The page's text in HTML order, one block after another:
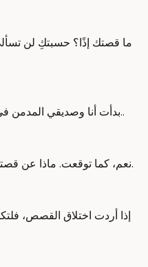
ما قصتك إذًا؟ حسبتكِ لن
بدأت أنا وصديقي المدمن في صف الكيمياء، الذي اعتدت تدريسه..
نعم، كما توقعت. ماذا عن قصتك يا "غانغل"؟ لحظة، لم أكمل قصتي.
إذا أردت اختلاق القصص،